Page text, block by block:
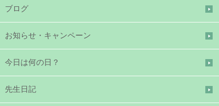
ブログ
お知らせ・キャンペーン
今日は何の日？
先生日記